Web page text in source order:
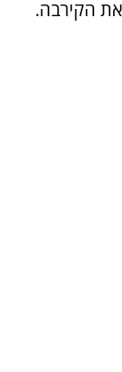
את הקירבה.